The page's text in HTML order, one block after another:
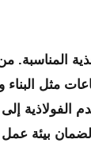
المناسبة.
مثل البناء
الفولاذية
بيئة عمل